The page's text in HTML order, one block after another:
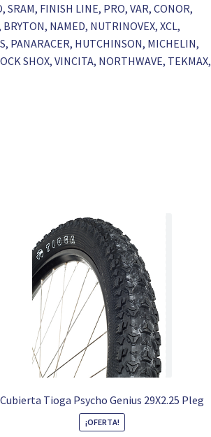
FINISH LINE, PRO, VAR, CONOR,
NAMED, NUTRINOVEX, XCL,
PANARACER, HUTCHINSON, MICHELIN,
SHOX, VINCITA, NORTHWAVE, TEKMAX,
Cubierta Tioga Psycho Genius 29X2.25 Pleg
¡OFERTA!